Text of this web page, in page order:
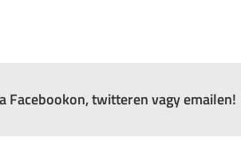
Facebookon, twitteren vagy emailen!